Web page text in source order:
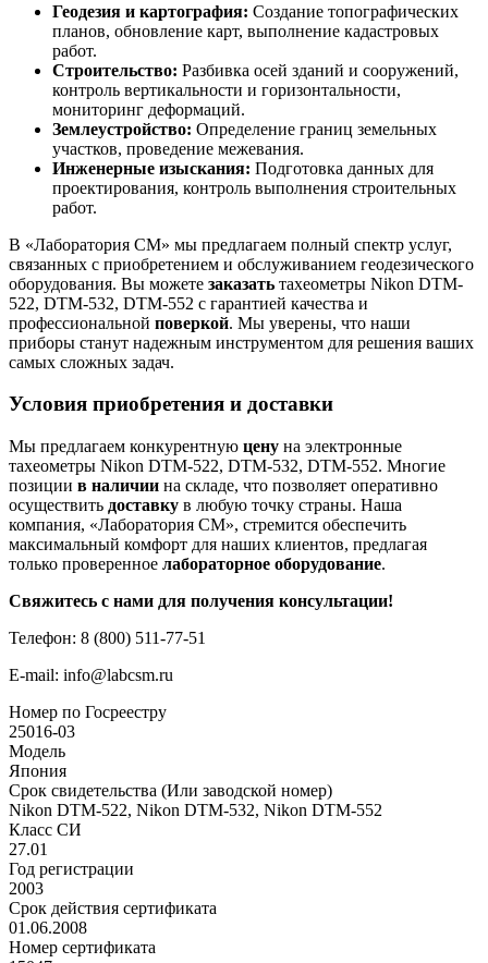
Геодезия и картография: Создание топографических
планов, обновление карт, выполнение кадастровых
работ.
Строительство: Разбивка осей зданий и сооружений,
контроль вертикальности и горизонтальности,
мониторинг деформаций.
Землеустройство: Определение границ земельных
участков, проведение межевания.
Инженерные изыскания: Подготовка данных для
проектирования, контроль выполнения строительных
работ.
В «Лаборатория СМ» мы предлагаем полный спектр услуг,
связанных с приобретением и обслуживанием геодезического
оборудования. Вы можете заказать тахеометры Nikon DTM-
522, DTM-532, DTM-552 с гарантией качества и
профессиональной поверкой. Мы уверены, что наши
приборы станут надежным инструментом для решения ваших
самых сложных задач.
Условия приобретения и доставки
Мы предлагаем конкурентную цену на электронные
тахеометры Nikon DTM-522, DTM-532, DTM-552. Многие
позиции в наличии на складе, что позволяет оперативно
осуществить доставку в любую точку страны. Наша
компания, «Лаборатория СМ», стремится обеспечить
максимальный комфорт для наших клиентов, предлагая
только проверенное лабораторное оборудование.
Свяжитесь с нами для получения консультации!
Телефон: 8 (800) 511-77-51
E-mail: info@labcsm.ru
Номер по Госреестру
25016-03
Модель
Япония
Срок свидетельства (Или заводской номер)
Nikon DTM-522, Nikon DTM-532, Nikon DTM-552
Класс СИ
27.01
Год регистрации
2003
Срок действия сертификата
01.06.2008
Номер сертификата